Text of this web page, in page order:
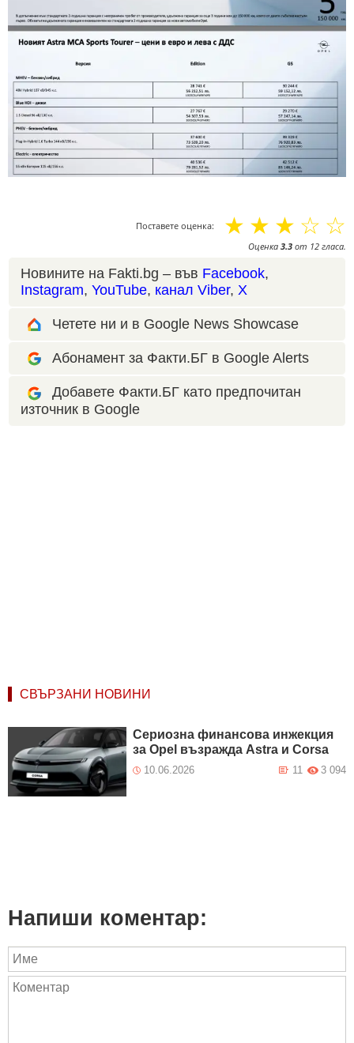
Поставете оценка: ☆
☆
☆
☆
☆
Оценка 3.3 от 12 гласа.
Новините на Fakti.bg – във Facebook,
Instagram, YouTube, канал Viber, X
Четете ни и в Google News Showcase
Абонамент за Факти.БГ в Google Alerts
Добавете Факти.БГ като предпочитан
източник в Google
СВЪРЗАНИ НОВИНИ
Сериозна финансова инжекция
за Opel възражда Astra и Corsa
10.06.2026 3 094
11
Напиши коментар: